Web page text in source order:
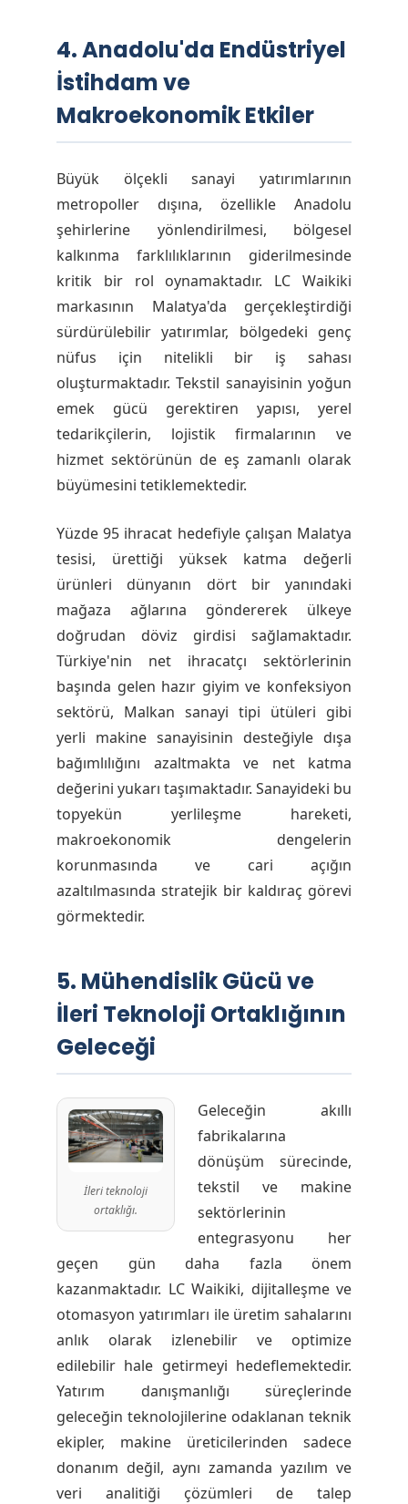
4. Anadolu'da Endüstriyel
İstihdam ve
Makroekonomik Etkiler
Büyük ölçekli sanayi yatırımlarının
metropoller dışına, özellikle Anadolu
şehirlerine yönlendirilmesi, bölgesel
kalkınma farklılıklarının giderilmesinde
kritik bir rol oynamaktadır. LC Waikiki
markasının Malatya'da gerçekleştirdiği
sürdürülebilir yatırımlar, bölgedeki genç
nüfus için nitelikli bir iş sahası
oluşturmaktadır. Tekstil sanayisinin yoğun
emek gücü gerektiren yapısı, yerel
tedarikçilerin, lojistik firmalarının ve
hizmet sektörünün de eş zamanlı olarak
büyümesini tetiklemektedir.
Yüzde 95 ihracat hedefiyle çalışan Malatya
tesisi, ürettiği yüksek katma değerli
ürünleri dünyanın dört bir yanındaki
mağaza ağlarına göndererek ülkeye
doğrudan döviz girdisi sağlamaktadır.
Türkiye'nin net ihracatçı sektörlerinin
başında gelen hazır giyim ve konfeksiyon
sektörü, Malkan sanayi tipi ütüleri gibi
yerli makine sanayisinin desteğiyle dışa
bağımlılığını azaltmakta ve net katma
değerini yukarı taşımaktadır. Sanayideki bu
topyekün yerlileşme hareketi,
makroekonomik dengelerin
korunmasında ve cari açığın
azaltılmasında stratejik bir kaldıraç görevi
görmektedir.
5. Mühendislik Gücü ve
İleri Teknoloji Ortaklığının
Geleceği
İleri teknoloji
ortaklığı.
Geleceğin akıllı
fabrikalarına
dönüşüm sürecinde,
tekstil ve makine
sektörlerinin
entegrasyonu her
geçen gün daha fazla önem
kazanmaktadır. LC Waikiki, dijitalleşme ve
otomasyon yatırımları ile üretim sahalarını
anlık olarak izlenebilir ve optimize
edilebilir hale getirmeyi hedeflemektedir.
Yatırım danışmanlığı süreçlerinde
geleceğin teknolojilerine odaklanan teknik
ekipler, makine üreticilerinden sadece
donanım değil, aynı zamanda yazılım ve
veri analitiği çözümleri de talep